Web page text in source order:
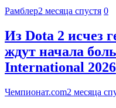
Рамблер2 месяца спустя 0
Из Dota 2 исчез
ждут начала
International 2026
Чемпионат.com2 месяца